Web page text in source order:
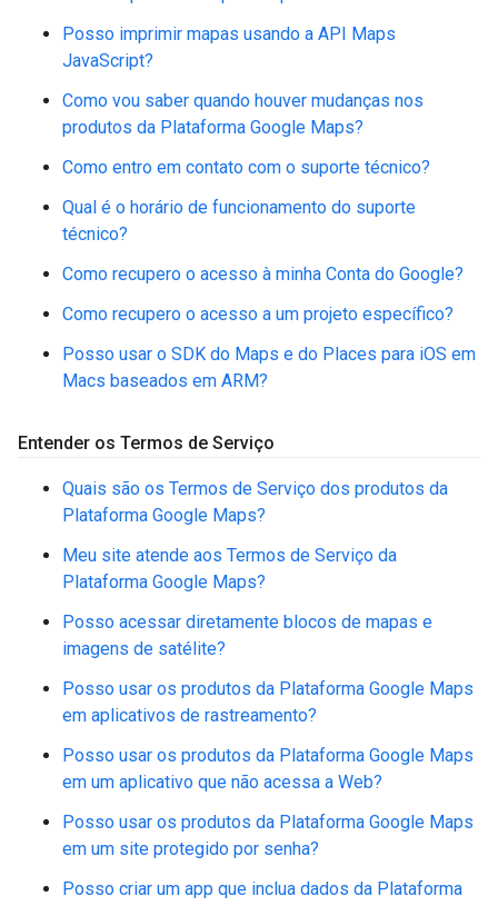
Posso imprimir mapas usando a API Maps
JavaScript?
Como vou saber quando houver mudanças nos
produtos da Plataforma Google Maps?
Como entro em contato com o suporte técnico?
Qual é o horário de funcionamento do suporte
técnico?
Como recupero o acesso à minha Conta do Google?
Como recupero o acesso a um projeto específico?
Posso usar o SDK do Maps e do Places para iOS em
Macs baseados em ARM?
Entender os Termos de Serviço
Quais são os Termos de Serviço dos produtos da
Plataforma Google Maps?
Meu site atende aos Termos de Serviço da
Plataforma Google Maps?
Posso acessar diretamente blocos de mapas e
imagens de satélite?
Posso usar os produtos da Plataforma Google Maps
em aplicativos de rastreamento?
Posso usar os produtos da Plataforma Google Maps
em um aplicativo que não acessa a Web?
Posso usar os produtos da Plataforma Google Maps
em um site protegido por senha?
Posso criar um app que inclua dados da Plataforma